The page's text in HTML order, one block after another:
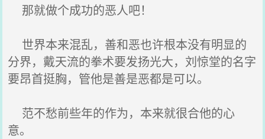
那就做个成功的恶人吧！
世界本来混乱，善和恶也许根本没有明显的
分界，戴天流的拳术要发扬光大，刘惊堂的名字
要昂首挺胸，管他是善是恶都是可以。
范不愁前些年的作为，本来就很合他的心
意。